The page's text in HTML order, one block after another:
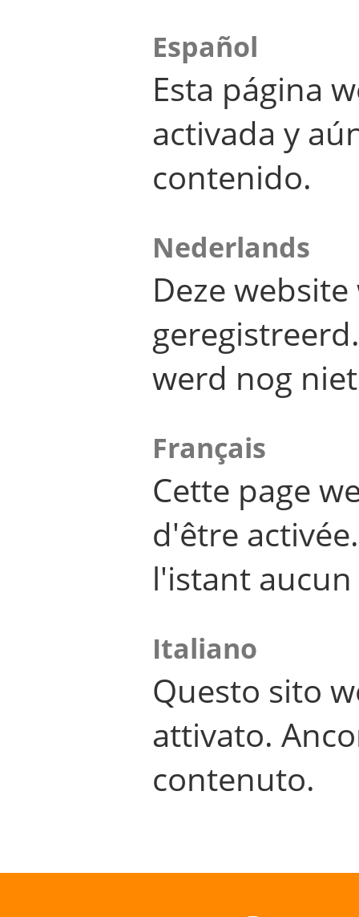
Español
Esta página
activada y
contenido.
Nederlands
Deze
werd nog
Français
Cette page
d'être
l'istant
Italiano
Questo sito
attivato.
contenuto.